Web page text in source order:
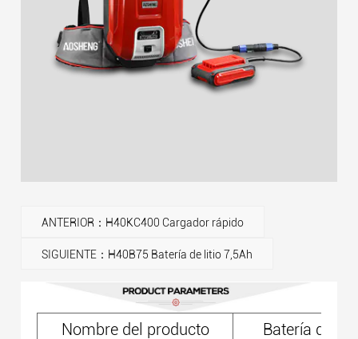
ANTERIOR：H40KC400 Cargador rápido
SIGUIENTE：H40B75 Batería de litio 7,5Ah
Nombre del producto
Batería de